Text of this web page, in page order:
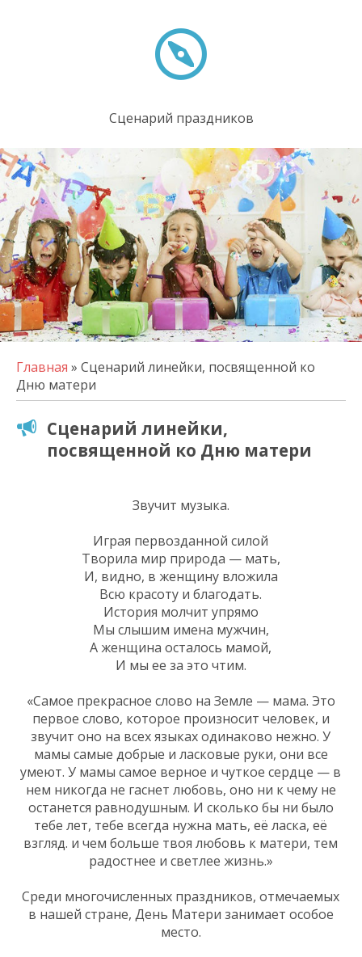
Сценарий праздников
Главная » Сценарий линейки, посвященной ко
Дню матери
Сценарий линейки,
посвященной ко Дню матери
Звучит музыка.
Играя первозданной силой
Творила мир природа — мать,
И, видно, в женщину вложила
Всю красоту и благодать.
История молчит упрямо
Мы слышим имена мужчин,
А женщина осталось мамой,
И мы ее за это чтим.
«Самое прекрасное слово на Земле — мама. Это
первое слово, которое произносит человек, и
звучит оно на всех языках одинаково нежно. У
мамы самые добрые и ласковые руки, они все
умеют. У мамы самое верное и чуткое сердце — в
нем никогда не гаснет любовь, оно ни к чему не
останется равнодушным. И сколько бы ни было
тебе лет, тебе всегда нужна мать, её ласка, её
взгляд. и чем больше твоя любовь к матери, тем
радостнее и светлее жизнь.»
Среди многочисленных праздников, отмечаемых
в нашей стране, День Матери занимает особое
место.